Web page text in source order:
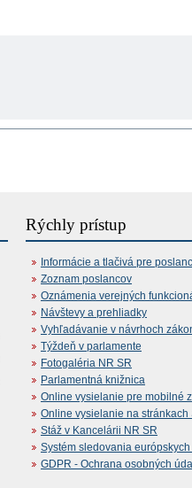
Rýchly prístup
Informácie a tlačivá pre
Zoznam poslancov
Oznámenia verejných
Návštevy a prehliadky
Vyhľadávanie v návrhoch
Týždeň v parlamente
Fotogaléria NR SR
Parlamentná knižnica
Online vysielanie pre mobilné
Online vysielanie na stránkach
Stáž v Kancelárii NR SR
Systém sledovania
GDPR - Ochrana osobných